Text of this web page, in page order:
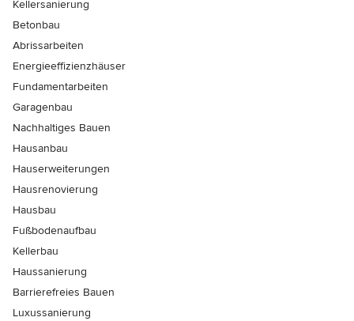
Kellersanierung
Betonbau
Abrissarbeiten
Energieeffizienzhäuser
Fundamentarbeiten
Garagenbau
Nachhaltiges Bauen
Hausanbau
Hauserweiterungen
Hausrenovierung
Hausbau
Fußbodenaufbau
Kellerbau
Haussanierung
Barrierefreies Bauen
Luxussanierung